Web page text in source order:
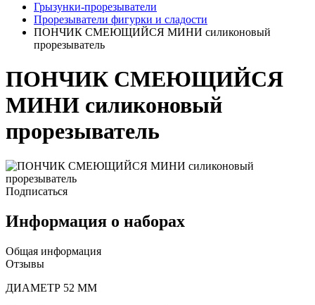
Грызунки-прорезыватели
Прорезыватели фигурки и сладости
ПОНЧИК СМЕЮЩИЙСЯ МИНИ силиконовый
прорезыватель
ПОНЧИК СМЕЮЩИЙСЯ
МИНИ силиконовый
прорезыватель
Подписаться
Информация о наборах
Общая информация
Отзывы
ДИАМЕТР 52 ММ